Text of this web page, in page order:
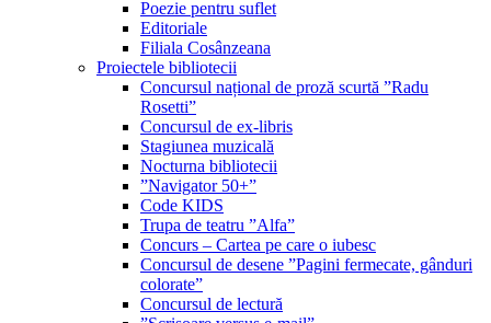
Poezie pentru suflet
Editoriale
Filiala Cosânzeana
Proiectele bibliotecii
Concursul național de proză scurtă ”Radu
Rosetti”
Concursul de ex-libris
Stagiunea muzicală
Nocturna bibliotecii
”Navigator 50+”
Code KIDS
Trupa de teatru ”Alfa”
Concurs – Cartea pe care o iubesc
Concursul de desene ”Pagini fermecate, gânduri
colorate”
Concursul de lectură